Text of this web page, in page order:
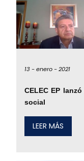
13 -enero -2021
CELEC EP
social
LEER MÁS